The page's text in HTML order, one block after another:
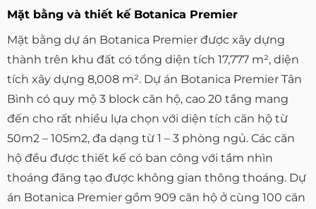
Mặt bằng và thiết kế Botanica Premier
Mặt bằng dự án Botanica Premier được xây dựng
thành trên khu đất có tổng diện tích 17,777 m², diện
tích xây dựng 8,008 m². Dự án Botanica Premier Tân
Bình có quy mộ 3 block căn hộ, cao 20 tầng mang
đến cho rất nhiều lựa chọn với diện tích căn hộ từ
50m2 – 105m2, đa dạng từ 1 – 3 phòng ngủ. Các căn
hộ đều được thiết kế có ban công với tầm nhìn
thoáng đãng tạo được không gian thông thoáng. Dự
án Botanica Premier gồm 909 căn hộ ở cùng 100 căn